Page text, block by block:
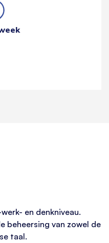
en denkniveau.
beheersing van zowel de
taal.